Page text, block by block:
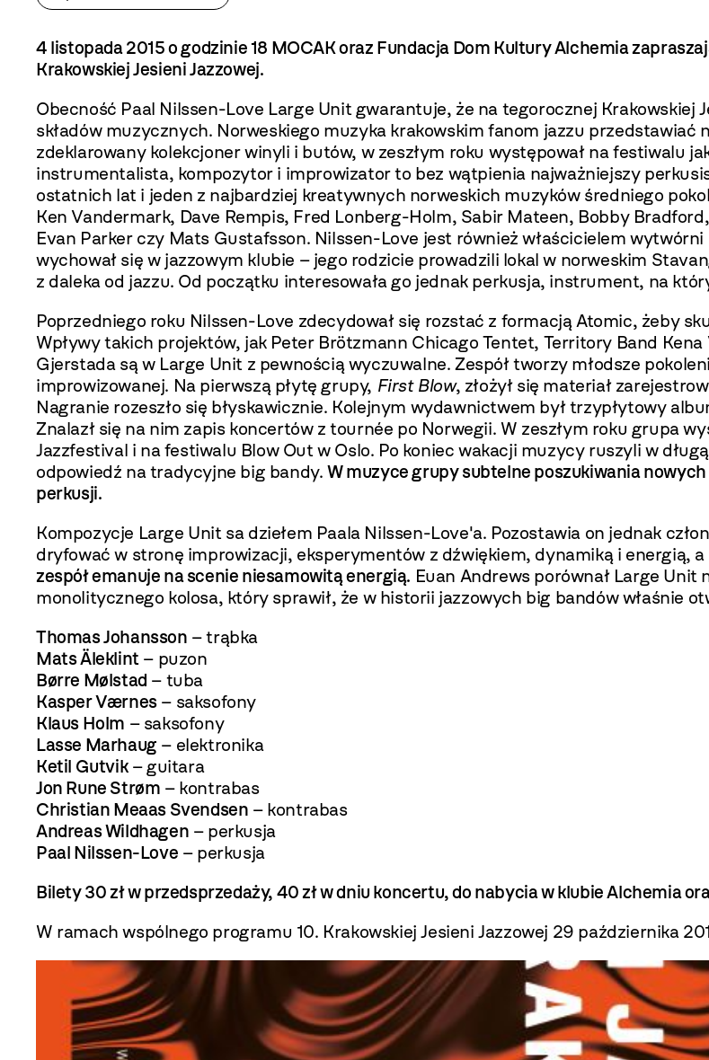
4 listopada 2015 o godzinie 18 MOCAK oraz Fundacja Dom Kultury Alchemia
Krakowskiej Jesieni Jazzowej.
Obecność Paal Nilssen-Love Large Unit gwarantuje, że na tegorocznej Krakowskiej
składów muzycznych. Norweskiego muzyka krakowskim fanom jazzu przedstawiać
zdeklarowany kolekcjoner winyli i butów, w zeszłym roku występował na festiwalu
instrumentalista, kompozytor i improwizator to bez wątpienia najważniejszy
ostatnich lat i jeden z najbardziej kreatywnych norweskich muzyków średniego
Ken Vandermark, Dave Rempis, Fred Lonberg-Holm, Sabir Mateen, Bobby
Evan Parker czy Mats Gustafsson. Nilssen-Love jest również właścicielem
wychował się w jazzowym klubie – jego rodzicie prowadzili lokal w norweskim
z daleka od jazzu. Od początku interesowała go jednak perkusja, instrument, na
Poprzedniego roku Nilssen-Love zdecydował się rozstać z formacją Atomic, żeby
Wpływy takich projektów, jak Peter Brötzmann Chicago Tentet, Territory Band
Gjerstada są w Large Unit z pewnością wyczuwalne. Zespół tworzy młodsze
improwizowanej. Na pierwszą płytę grupy, First Blow, złożył się materiał
Nagranie rozeszło się błyskawicznie. Kolejnym wydawnictwem był trzypłytowy
Znalazł się na nim zapis koncertów z tournée po Norwegii. W zeszłym roku grupa
Jazzfestival i na festiwalu Blow Out w Oslo. Po koniec wakacji muzycy ruszyli w
odpowiedź na tradycyjne big bandy.W muzyce grupy subtelne poszukiwania
perkusji.
Kompozycje Large Unit sa dziełem Paala Nilssen-Love'a. Pozostawia on jednak
dryfować w stronę improwizacji, eksperymentów z dźwiękiem, dynamiką i energią,
zespół emanuje na scenie niesamowitą energią. Euan Andrews porównał Large Unit
monolitycznego kolosa, który sprawił, że w historii jazzowych big bandów właśnie
Thomas Johansson – trąbka
Mats Äleklint– puzon
Børre Mølstad – tuba
Kasper Værnes– saksofony
Klaus Holm – saksofony
Lasse Marhaug – elektronika
Ketil Gutvik– guitara
Jon Rune Strøm – kontrabas
Christian Meaas Svendsen – kontrabas
Andreas Wildhagen – perkusja
Paal Nilssen-Love – perkusja
Bilety 30 zł w przedsprzedaży, 40 zł w dniu koncertu, do nabycia w klubie Alchemia
W ramach wspólnego programu 10. Krakowskiej Jesieni Jazzowej 29 października